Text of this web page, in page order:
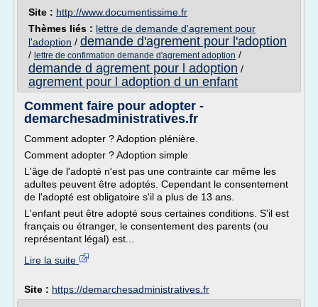
Site : http://www.documentissime.fr
Thèmes liés : lettre de demande d'agrement pour
l'adoption / demande d'agrement pour l'adoption
/ lettre de confirmation demande d'agrement adoption /
demande d agrement pour l adoption /
agrement pour l adoption d un enfant
Comment faire pour adopter -
demarchesadministratives.fr
Comment adopter ? Adoption plénière.
Comment adopter ? Adoption simple
L'âge de l'adopté n'est pas une contrainte car même les
adultes peuvent être adoptés. Cependant le consentement
de l'adopté est obligatoire s'il a plus de 13 ans.
L'enfant peut être adopté sous certaines conditions. S'il est
français ou étranger, le consentement des parents (ou
représentant légal) est...
Lire la suite
Site : https://demarchesadministratives.fr